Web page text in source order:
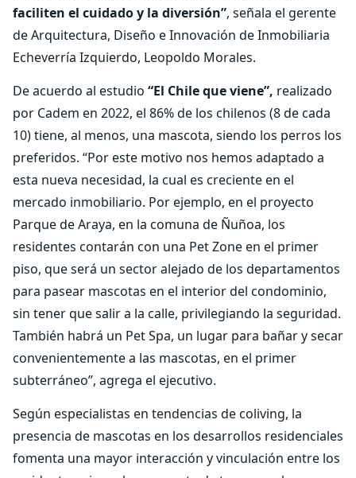
faciliten el cuidado y la diversión”, señala el gerente
de Arquitectura, Diseño e Innovación de Inmobiliaria
Echeverría Izquierdo, Leopoldo Morales.
De acuerdo al estudio “El Chile que viene”, realizado
por Cadem en 2022, el 86% de los chilenos (8 de cada
10) tiene, al menos, una mascota, siendo los perros los
preferidos. “Por este motivo nos hemos adaptado a
esta nueva necesidad, la cual es creciente en el
mercado inmobiliario. Por ejemplo, en el proyecto
Parque de Araya, en la comuna de Ñuñoa, los
residentes contarán con una Pet Zone en el primer
piso, que será un sector alejado de los departamentos
para pasear mascotas en el interior del condominio,
sin tener que salir a la calle, privilegiando la seguridad.
También habrá un Pet Spa, un lugar para bañar y secar
convenientemente a las mascotas, en el primer
subterráneo”, agrega el ejecutivo.
Según especialistas en tendencias de coliving, la
presencia de mascotas en los desarrollos residenciales
fomenta una mayor interacción y vinculación entre los